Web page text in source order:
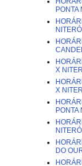
PONTA
X
X
PONTA
DO